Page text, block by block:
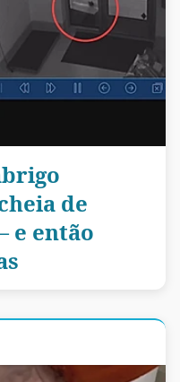
de
e então